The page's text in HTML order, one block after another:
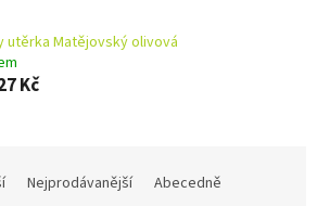
utěrka Matějovský olivová
Kč
Nejprodávanější Abecedně